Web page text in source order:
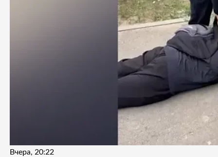
Вчера, 20:22